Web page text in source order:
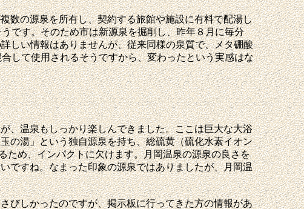
の源泉を所有し、契約する旅館や施設に有料で配湯し
です。そのため市は新源泉を掘削し、昨年８月に毎分
しい情報はありませんが、従来同様の泉質で、メタ硼酸
して使用されるそうですから、変わったという実感はな
、温泉もしっかり楽しんできました。ここは巨大な大浴
の湯」という独自源泉を持ち、総硫黄（硫化水素イオン
ため、インパクトに欠けます。月岡温泉の源泉の良さを
ですね。なまった印象の源泉ではありましたが、月岡温
びしかったのですが、掲示板に行ってきた方の情報があ